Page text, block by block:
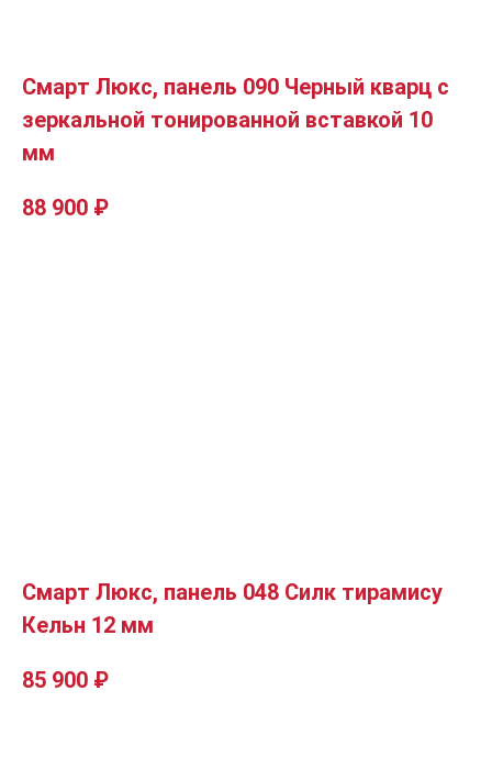
Смарт Люкс, панель 090 Черный кварц с
зеркальной тонированной вставкой 10
мм
88 900 ₽
Смарт Люкс, панель 048 Силк тирамису
Кельн 12 мм
85 900 ₽